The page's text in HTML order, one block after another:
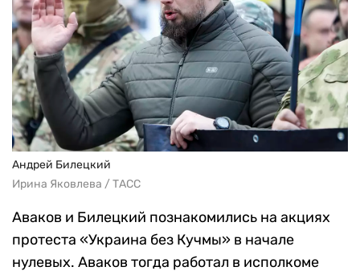
Андрей Билецкий
Ирина Яковлева / ТАСС
Аваков и Билецкий познакомились на акциях
протеста «Украина без Кучмы» в начале
нулевых. Аваков тогда работал в исполкоме